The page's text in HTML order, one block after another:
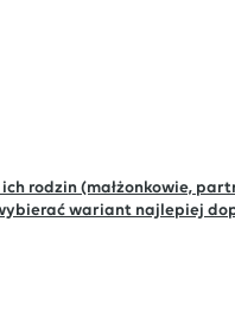
rodzin (małżonkowie,
wariant najlepiej